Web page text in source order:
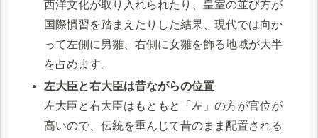
西洋文化が取り入れられたり、皇室の並び方が
国際慣習を踏まえたりした結果、現代では向か
って左側に男雛、右側に女雛を飾る地域が大半
を占めます。
左大臣と右大臣は昔ながらの位置
左大臣と右大臣はもともと「左」の方が官位が
高いので、伝統を重んじて昔のまま配置される